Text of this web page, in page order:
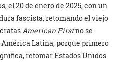
el 20 de enero de 2025, con un
fascista, retomando el viejo
American Firstno se
Latina, porque primero
retomar Estados Unidos